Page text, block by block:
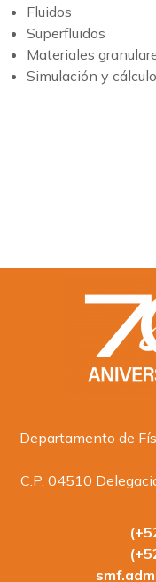
Fluidos
Superfluidos
Materiales
Simulación y
Departamento de
C.P. 04510